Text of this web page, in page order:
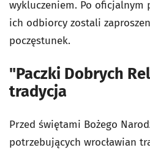
wykluczeniem. Po oficjalnym
ich odbiorcy zostali
poczęstunek.
"Paczki Dobrych
tradycja
Przed świętami Bożego
potrzebujących wrocławian